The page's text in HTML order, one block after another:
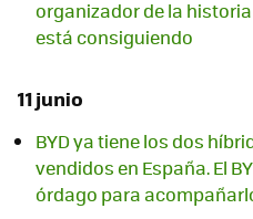
organizador de la historia
está consiguiendo
11 junio
BYD ya tiene los dos
vendidos en España. El
órdago para